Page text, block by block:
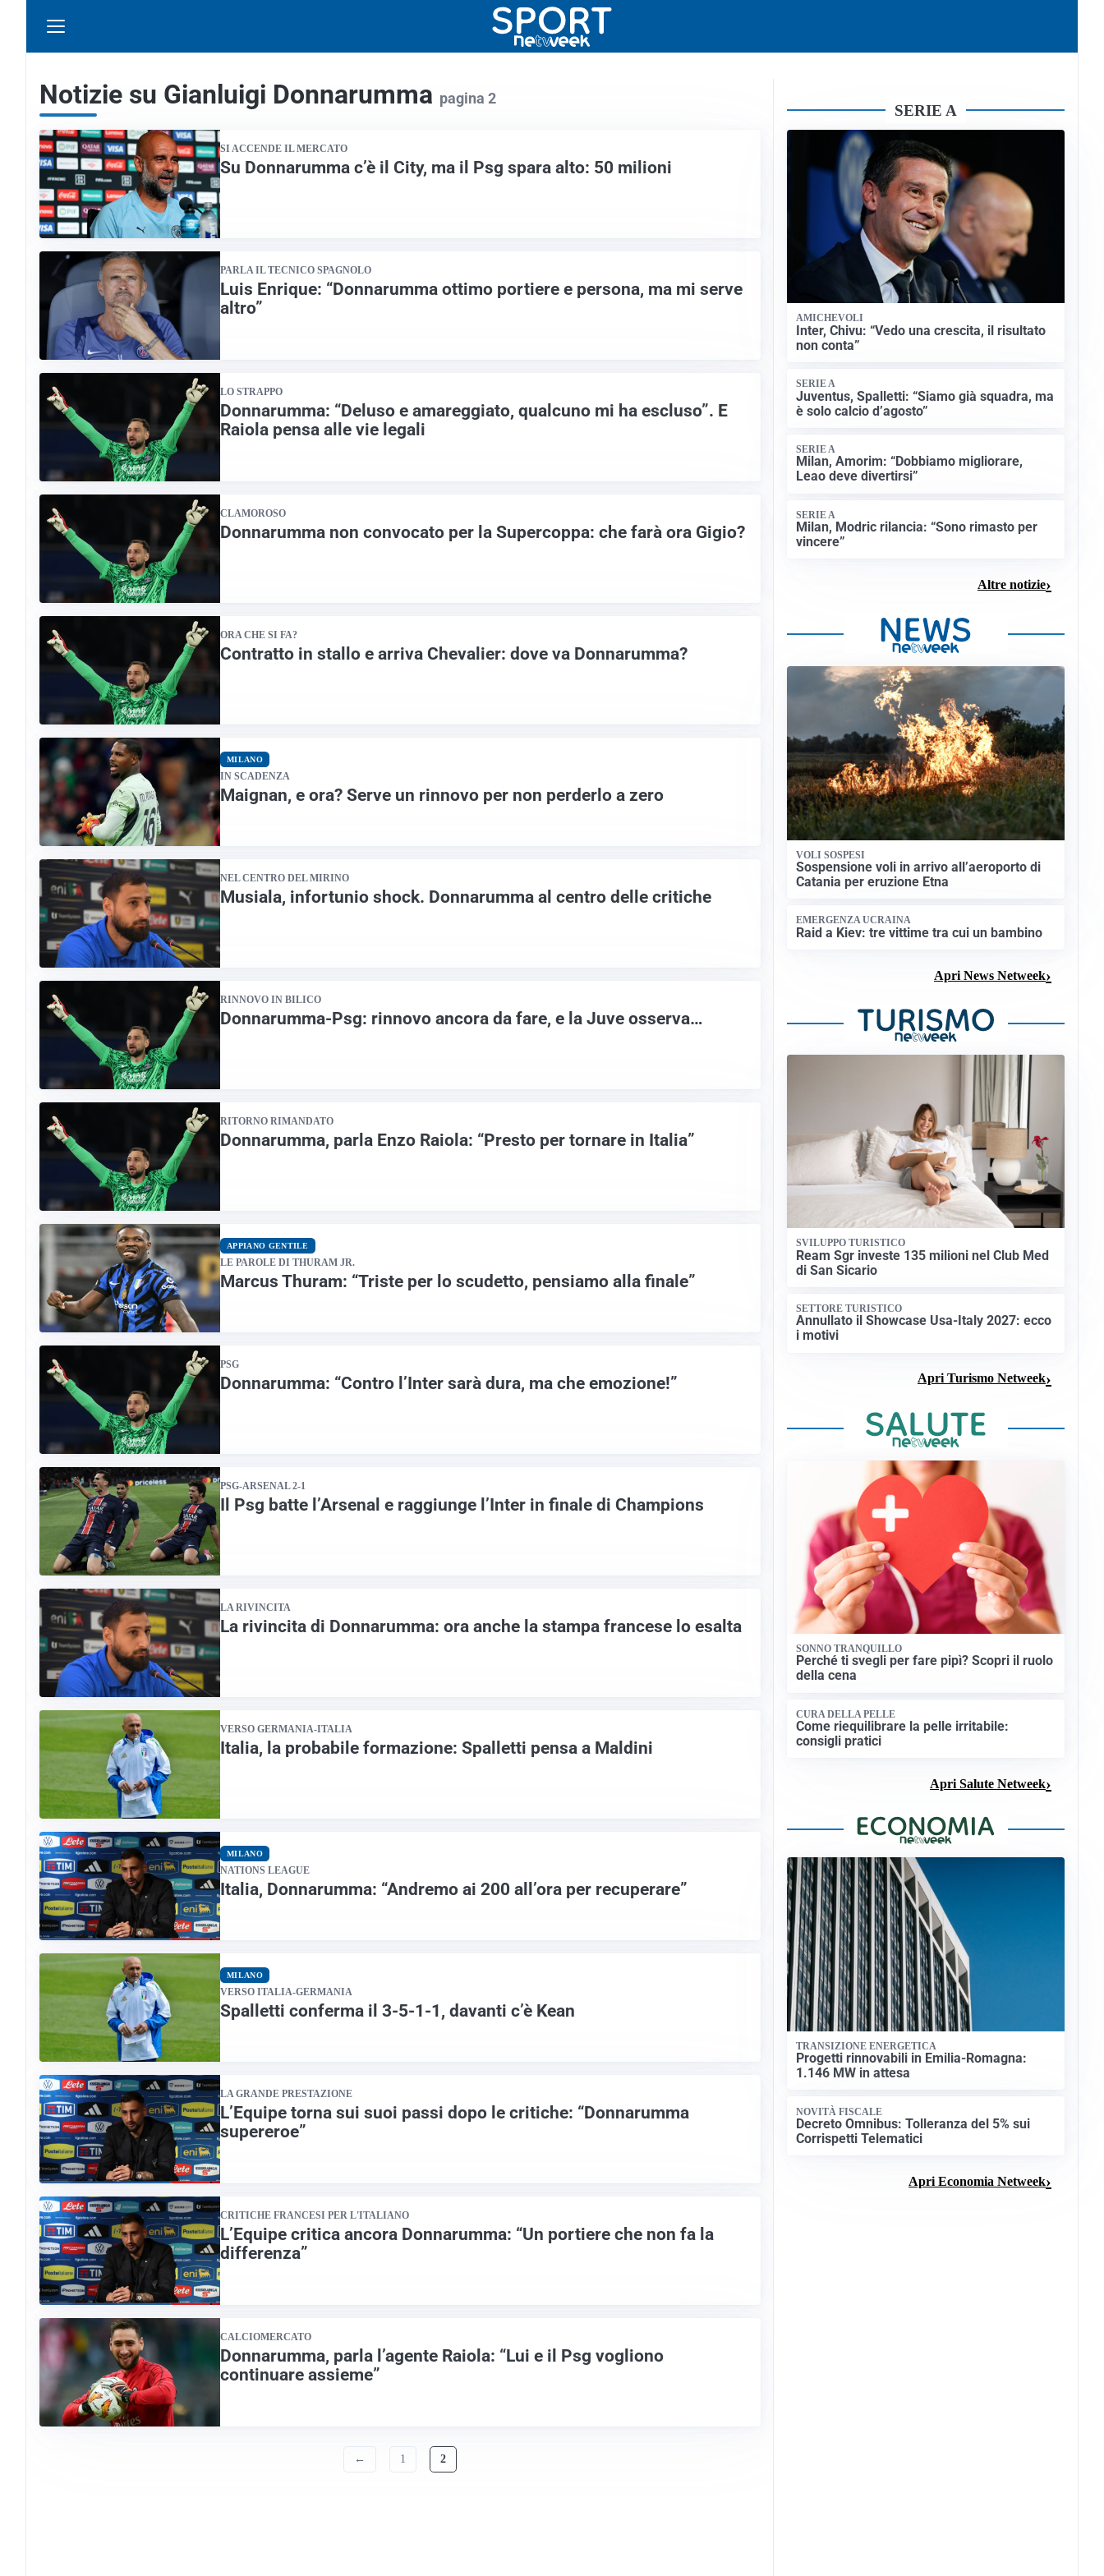
Notizie su Gianluigi Donnarumma pagina 2
SI ACCENDE IL MERCATO
Su Donnarumma c’è il City, ma il Psg spara alto: 50 milioni
PARLA IL TECNICO SPAGNOLO
Luis Enrique: “Donnarumma ottimo portiere e persona, ma mi serve
altro”
LO STRAPPO
Donnarumma: “Deluso e amareggiato, qualcuno mi ha escluso”. E
Raiola pensa alle vie legali
CLAMOROSO
Donnarumma non convocato per la Supercoppa: che farà ora Gigio?
ORA CHE SI FA?
Contratto in stallo e arriva Chevalier: dove va Donnarumma?
MILANO
IN SCADENZA
Maignan, e ora? Serve un rinnovo per non perderlo a zero
NEL CENTRO DEL MIRINO
Musiala, infortunio shock. Donnarumma al centro delle critiche
RINNOVO IN BILICO
Donnarumma-Psg: rinnovo ancora da fare, e la Juve osserva…
RITORNO RIMANDATO
Donnarumma, parla Enzo Raiola: “Presto per tornare in Italia”
APPIANO GENTILE
LE PAROLE DI THURAM JR.
Marcus Thuram: “Triste per lo scudetto, pensiamo alla finale”
PSG
Donnarumma: “Contro l’Inter sarà dura, ma che emozione!”
PSG-ARSENAL 2-1
Il Psg batte l’Arsenal e raggiunge l’Inter in finale di Champions
LA RIVINCITA
La rivincita di Donnarumma: ora anche la stampa francese lo esalta
VERSO GERMANIA-ITALIA
Italia, la probabile formazione: Spalletti pensa a Maldini
MILANO
NATIONS LEAGUE
Italia, Donnarumma: “Andremo ai 200 all’ora per recuperare”
MILANO
VERSO ITALIA-GERMANIA
Spalletti conferma il 3-5-1-1, davanti c’è Kean
LA GRANDE PRESTAZIONE
L’Equipe torna sui suoi passi dopo le critiche: “Donnarumma
supereroe”
CRITICHE FRANCESI PER L'ITALIANO
L’Equipe critica ancora Donnarumma: “Un portiere che non fa la
differenza”
CALCIOMERCATO
Donnarumma, parla l’agente Raiola: “Lui e il Psg vogliono
continuare assieme”
← 1 2
SERIE A
AMICHEVOLI
Inter, Chivu: “Vedo una crescita, il risultato
non conta”
SERIE A
Juventus, Spalletti: “Siamo già squadra, ma
è solo calcio d’agosto”
SERIE A
Milan, Amorim: “Dobbiamo migliorare,
Leao deve divertirsi”
SERIE A
Milan, Modric rilancia: “Sono rimasto per
vincere”
Altre notizie
VOLI SOSPESI
Sospensione voli in arrivo all’aeroporto di
Catania per eruzione Etna
EMERGENZA UCRAINA
Raid a Kiev: tre vittime tra cui un bambino
Apri News Netweek
SVILUPPO TURISTICO
Ream Sgr investe 135 milioni nel Club Med
di San Sicario
SETTORE TURISTICO
Annullato il Showcase Usa-Italy 2027: ecco
i motivi
Apri Turismo Netweek
SONNO TRANQUILLO
Perché ti svegli per fare pipì? Scopri il ruolo
della cena
CURA DELLA PELLE
Come riequilibrare la pelle irritabile:
consigli pratici
Apri Salute Netweek
TRANSIZIONE ENERGETICA
Progetti rinnovabili in Emilia-Romagna:
1.146 MW in attesa
NOVITÀ FISCALE
Decreto Omnibus: Tolleranza del 5% sui
Corrispetti Telematici
Apri Economia Netweek